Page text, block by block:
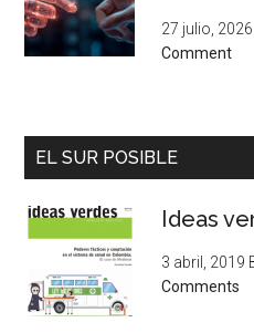
27 julio, 2026
Comment
EL SUR POSIBLE
Ideas
3 abril, 2019
Comments